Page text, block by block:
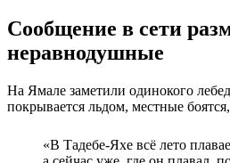
Сообщение в сети
неравнодушные
На Ямале заметили одинокого
покрывается льдом, местные
«В Тадебе-Яхе всё лето